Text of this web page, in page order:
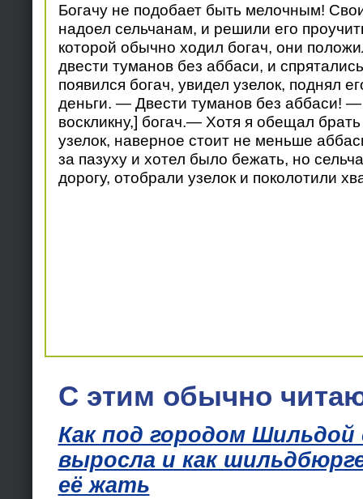
Богачу не подобает быть мелочным!
надоел сельчанам, и решили его
которой обычно ходил богач, они
двести туманов без аббаси, и
появился богач, увидел узелок, поднял
деньги. — Двести туманов без аббаси!
воскликну,] богач.— Хотя я обещал
узелок, наверное стоит не меньше
за пазуху и хотел было бежать, но
дорогу, отобрали узелок и поколотили
С этим обычно
Как под городом Шильдой
выросла и как
её жать